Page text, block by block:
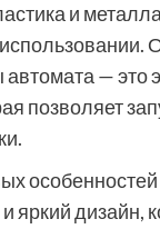
и
— это
позволяет
особенностей
яркий дизайн,